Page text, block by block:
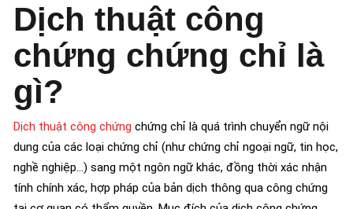
Dịch thuật công
chứng chứng chỉ là
gì?
Dịch thuật công chứng chứng chỉ là quá trình chuyển ngữ nội
dung của các loại chứng chỉ (như chứng chỉ ngoại ngữ, tin học,
nghề nghiệp…) sang một ngôn ngữ khác, đồng thời xác nhận
tính chính xác, hợp pháp của bản dịch thông qua công chứng